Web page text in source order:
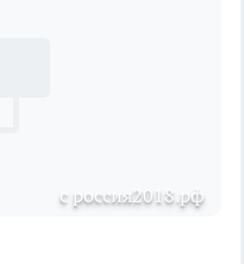
с россия2018.рф